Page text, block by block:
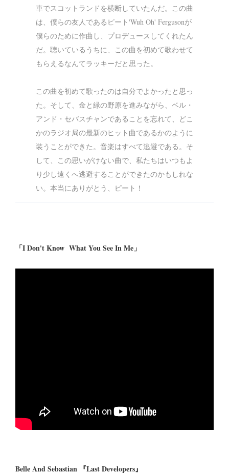
車でスコットランドを横断していたんだ。この曲
は、僕らの友人であるピート'Wuh Oh' Fergusonが
僕らのために作曲し、プロデュースしてくれたん
だ。聴いているうちに、この曲を初めて歌わせて
もらえるなんてラッキーだと思った。
この曲を初めて歌ったのは自分でよかったと思っ
た。そして、金と緑の野原を進みながら、ベル・
アンド・セバスチャンであることを忘れて、どこ
かのラジオ局の最新のヒット曲であるかのように
装うことができた。音楽はすべて逃避である。そ
して、この思いがけない曲で、私たちはいつもよ
り少し遠くへ逃避することができたのかもしれな
い。本当にありがとう、ピート！
「I Don't Know What You See In Me」
Belle And Sebastian 『Last Developers』